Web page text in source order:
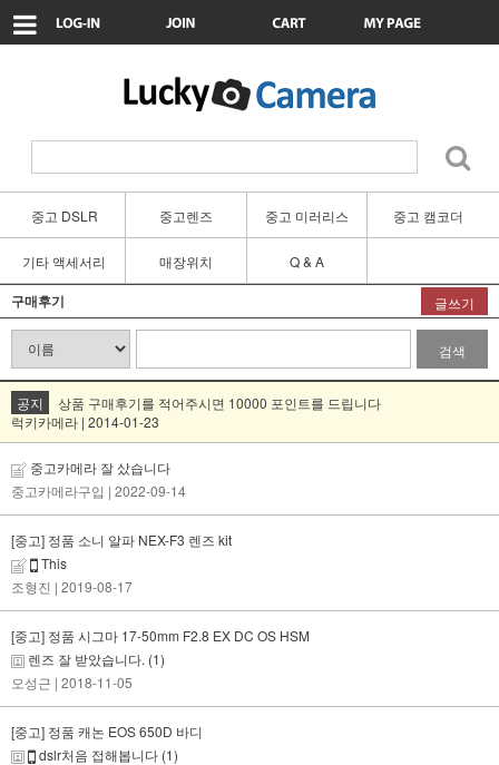
중고 DSLR 중고렌즈 중고 미러리스 중고 캠코더
기타 액세서리 매장위치 Q & A
구매후기 글쓰기
검색
공지
상품 구매후기를 적어주시면 10000 포인트를 드립니다
럭키카메라 | 2014-01-23
중고카메라 잘 샀습니다
중고카메라구입 | 2022-09-14
[중고] 정품 소니 알파 NEX-F3 렌즈 kit
This
조형진 | 2019-08-17
[중고] 정품 시그마 17-50mm F2.8 EX DC OS HSM
렌즈 잘 받았습니다. (1)
오성근 | 2018-11-05
[중고] 정품 캐논 EOS 650D 바디
dslr처음 접해봅니다 (1)